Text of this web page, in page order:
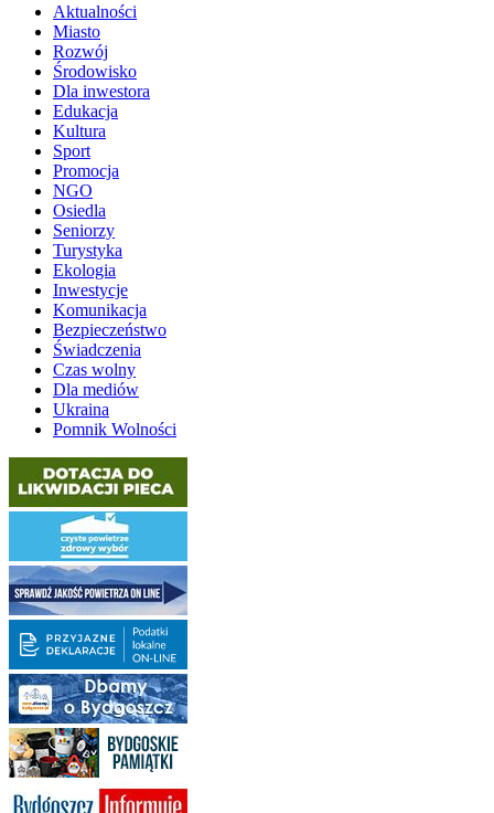
Aktualności
Miasto
Rozwój
Środowisko
Dla inwestora
Edukacja
Kultura
Sport
Promocja
NGO
Osiedla
Seniorzy
Turystyka
Ekologia
Inwestycje
Komunikacja
Bezpieczeństwo
Świadczenia
Czas wolny
Dla mediów
Ukraina
Pomnik Wolności